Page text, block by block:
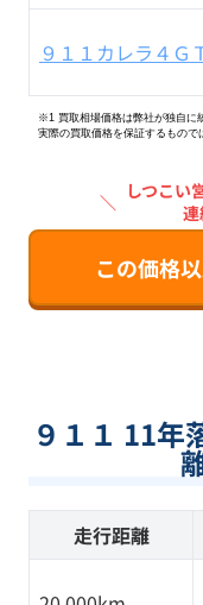
９１１カレラ４Ｇ
※1 買取相場価格は弊社が独自に
実際の買取価格を保証するもので
＼ しつこい
この価格
９１１ 11年
走行距離